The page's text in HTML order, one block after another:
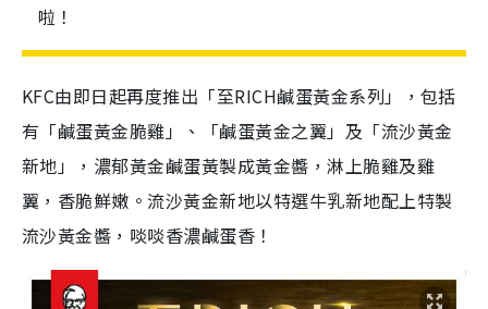
啦！
KFC由即日起再度推出「至RICH鹹蛋黃金系列」，包括
有「鹹蛋黃金脆雞」、「鹹蛋黃金之翼」及「流沙黃金
新地」，濃郁黃金鹹蛋黃製成黃金醬，淋上脆雞及雞
翼，香脆鮮嫩。流沙黃金新地以特選牛乳新地配上特製
流沙黃金醬，啖啖香濃鹹蛋香！